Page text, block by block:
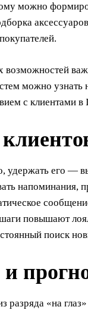
можно
возможностей
можно узнать
с клиентами
удержать его —
напоминания,
повышают
поиск
разряда «на